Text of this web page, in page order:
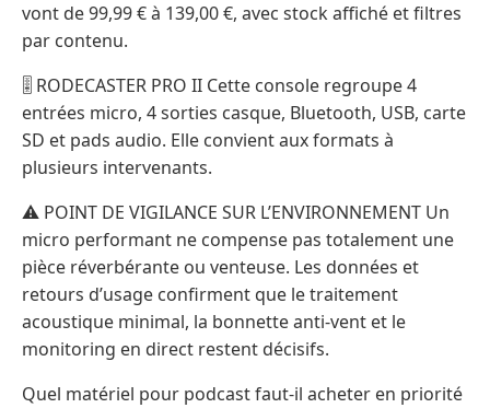
vont de 99,99 € à 139,00 €, avec stock affiché et filtres
par contenu.
🎚️ RODECASTER PRO II Cette console regroupe 4
entrées micro, 4 sorties casque, Bluetooth, USB, carte
SD et pads audio. Elle convient aux formats à
plusieurs intervenants.
⚠️ POINT DE VIGILANCE SUR L’ENVIRONNEMENT Un
micro performant ne compense pas totalement une
pièce réverbérante ou venteuse. Les données et
retours d’usage confirment que le traitement
acoustique minimal, la bonnette anti-vent et le
monitoring en direct restent décisifs.
Quel matériel pour podcast faut-il acheter en priorité